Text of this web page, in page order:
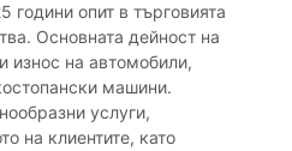
години опит в търговията
Основната дейност на
износ на автомобили,
машини.
услуги,
на клиентите, като